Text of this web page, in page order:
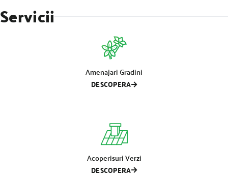
Servicii
Amenajari Gradini
DESCOPERA
Acoperisuri Verzi
DESCOPERA